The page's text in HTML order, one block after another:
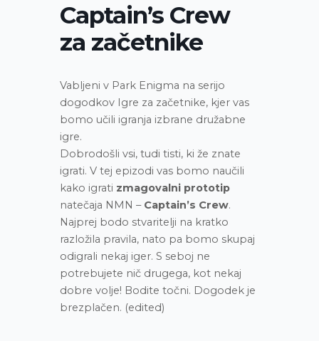
Captain’s Crew
za začetnike
Vabljeni v Park Enigma na serijo
dogodkov Igre za začetnike, kjer vas
bomo učili igranja izbrane družabne
igre.
Dobrodošli vsi, tudi tisti, ki že znate
igrati. V tej epizodi vas bomo naučili
kako igrati zmagovalni prototip
natečaja NMN – Captain’s Crew.
Najprej bodo stvaritelji na kratko
razložila pravila, nato pa bomo skupaj
odigrali nekaj iger. S seboj ne
potrebujete nič drugega, kot nekaj
dobre volje! Bodite točni. Dogodek je
brezplačen. (edited)